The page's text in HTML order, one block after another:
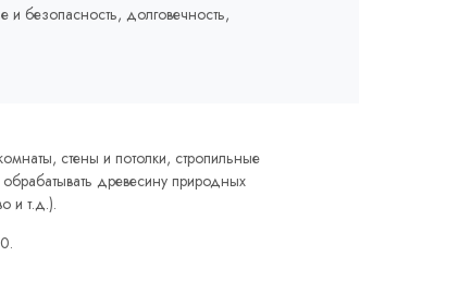
безопасность, долговечность,
стены и потолки, стропильные
древесину природных
и т.д.).